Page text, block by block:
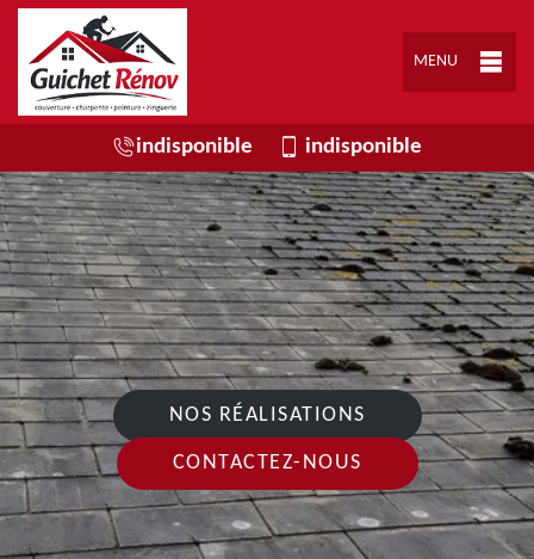
MENU
indisponible indisponible
NOS RÉALISATIONS
CONTACTEZ-NOUS